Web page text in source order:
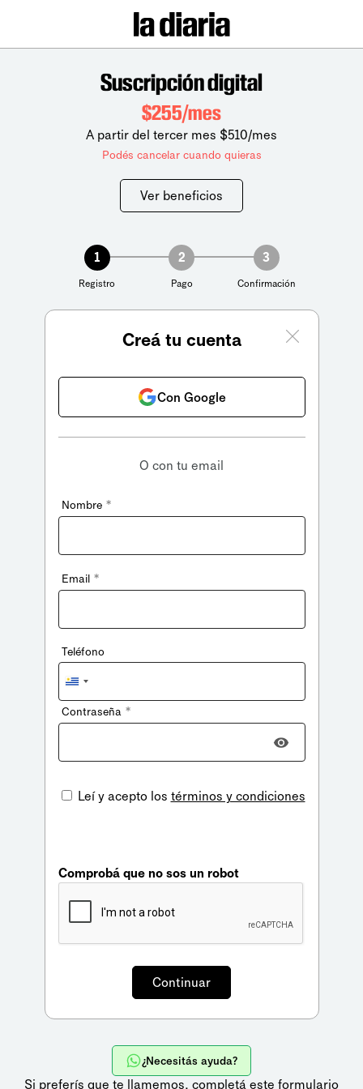
Suscripción digital
$255/mes
A partir del tercer mes $510/mes
Podés cancelar cuando quieras
Ver beneficios
1
Registro
2
Pago
3
Confirmación
Creá tu cuenta
Con Google
O con tu email
Nombre *
Email *
Teléfono
Uruguay
+598
Contraseña *
Leí y acepto los términos y condiciones
Comprobá que no sos un robot
¿Necesitás ayuda?
Si preferís que te llamemos, completá este formulario